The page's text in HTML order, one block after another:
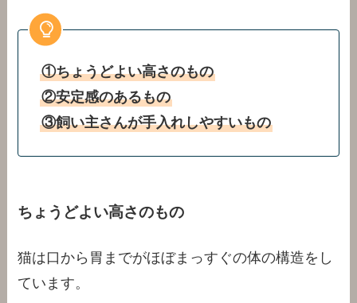
①ちょうどよい高さのもの
②安定感のあるもの
③飼い主さんが手入れしやすいもの
ちょうどよい高さのもの
猫は口から胃までがほぼまっすぐの体の構造をし
ています。